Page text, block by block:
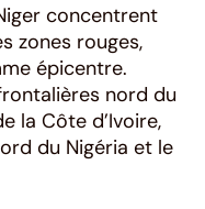
concentrent
zones rouges,
épicentre.
nord du
la Côte d’Ivoire,
du Nigéria et le